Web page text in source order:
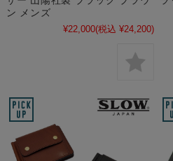
ン メンズ
¥22,000(税込 ¥24,200)